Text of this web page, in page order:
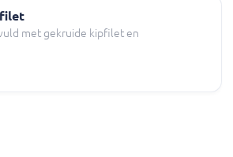
met gekruide kipfilet en